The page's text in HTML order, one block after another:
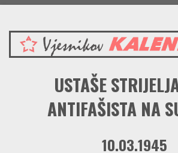
REDAKCIJSKI KOMENTAR
VJESNIKOV KALENDAR
USTAŠE
ANTIFAŠISTA NA
10.03.1945